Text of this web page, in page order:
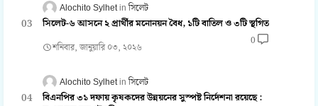
Alochito Sylhet সিলেট
সিলেট-৬ আসনে ২ প্রার্থীর মনোনয়ন বৈধ, ১টি বাতিল ও ৩টি স্থগিত
শনিবার, জানুয়ারি ০৩, ২০২৬
0
Alochito Sylhet সিলেট
বিএনপির ৩১ দফায় কৃষকদের উন্নয়নের সুস্পষ্ট নির্দেশনা রয়েছে :